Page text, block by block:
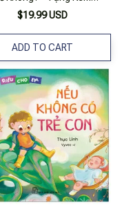
Bookmark + Postcard
$19.99 USD
ADD TO CART